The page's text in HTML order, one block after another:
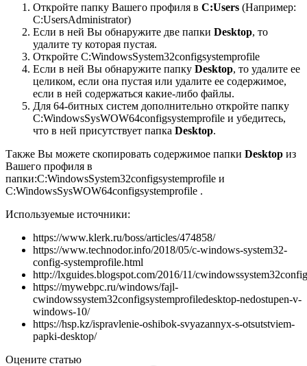
Откройте папку Вашего профиля в C:Users (Например:
C:UsersAdministrator)
Если в ней Вы обнаружите две папки Desktop, то
удалите ту которая пустая.
Откройте C:WindowsSystem32configsystemprofile
Если в ней Вы обнаружите папку Desktop, то удалите ее
целиком, если она пустая или удалите ее содержимое,
если в ней содержаться какие-либо файлы.
Для 64-битных систем дополнительно откройте папку
C:WindowsSysWOW64configsystemprofile и убедитесь,
что в ней присутствует папка Desktop.
Также Вы можете скопировать содержимое папки Desktop из
Вашего профиля в
папки:C:WindowsSystem32configsystemprofile и
C:WindowsSysWOW64configsystemprofile .
Используемые источники:
https://www.klerk.ru/boss/articles/474858/
https://www.technodor.info/2018/05/c-windows-system32-
config-systemprofile.html
http://lxguides.blogspot.com/2016/11/
https://mywebpc.ru/windows/fajl-
cwindowssystem32configsystemprofiledesktop-nedostupen-v-
windows-10/
https://hsp.kz/ispravlenie-oshibok-svyazannyx-s-otsutstviem-
papki-desktop/
Оцените статью